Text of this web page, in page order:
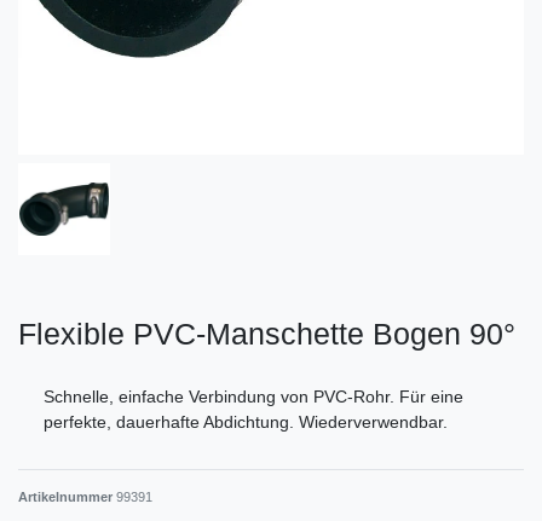
Flexible PVC-Manschette Bogen 90°
Schnelle, einfache Verbindung von PVC-Rohr. Für eine
perfekte, dauerhafte Abdichtung. Wiederverwendbar.
Artikelnummer 99391